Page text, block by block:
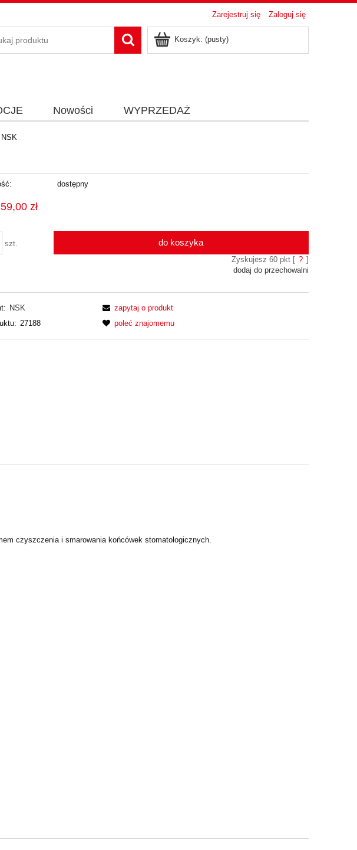
Zarejestruj się Zaloguj się
Koszyk: (pusty)
Nowości WYPRZEDAŻ
dostępny
zł
szt. do koszyka
Zyskujesz 60pkt [ ? ]
dodaj do przechowalni
NSK
27188
zapytaj o produkt
poleć znajomemu
czyszczenia i smarowania końcówek stomatologicznych.